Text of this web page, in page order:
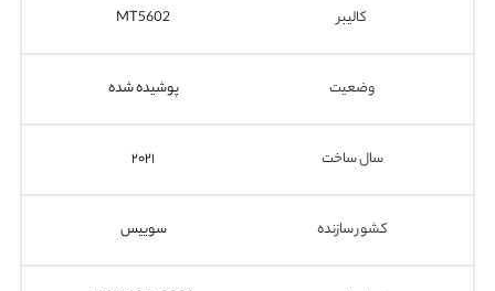
کالیبر MT5602
وضعیت پوشیده شده
سال ساخت ۲۰۲۱
کشور سازنده سوییس